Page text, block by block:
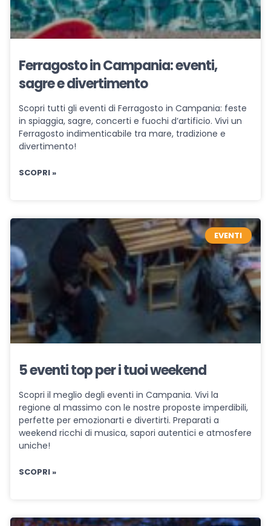
Ferragosto in Campania: eventi,
sagre e divertimento
Scopri tutti gli eventi di Ferragosto in Campania: feste
in spiaggia, sagre, concerti e fuochi d’artificio. Vivi un
Ferragosto indimenticabile tra mare, tradizione e
divertimento!
SCOPRI »
EVENTI
5 eventi top per i tuoi weekend
Scopri il meglio degli eventi in Campania. Vivi la
regione al massimo con le nostre proposte imperdibili,
perfette per emozionarti e divertirti. Preparati a
weekend ricchi di musica, sapori autentici e atmosfere
uniche!
SCOPRI »